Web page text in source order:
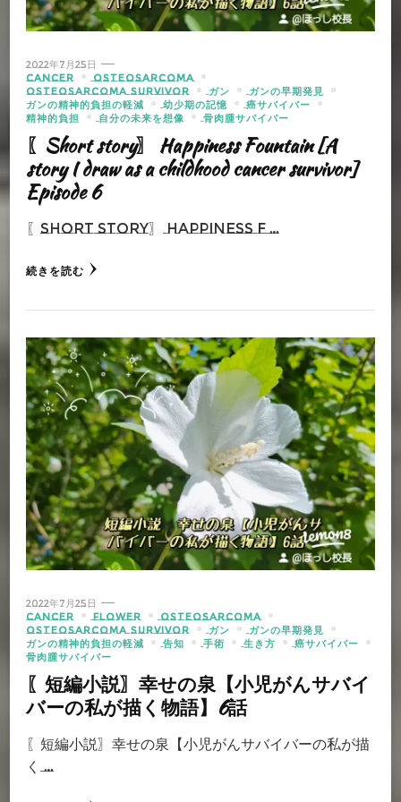
2022年7月25日
CANCER
OSTEOSARCOMA
OSTEOSARCOMA SURVIVOR
ガン
ガンの早期発見
ガンの精神的負担の軽減
幼少期の記憶
癌サバイバー
精神的負担
自分の未来を想像 骨肉腫サバイバー
〖Short story〗 Happiness Fountain [A
story I draw as a childhood cancer survivor]
Episode 6
〖Short story〗 Happiness F …
続きを読む
2022年7月25日
CANCER
FLOWER
OSTEOSARCOMA
OSTEOSARCOMA SURVIVOR
ガン
ガンの早期発見
ガンの精神的負担の軽減
告知 手術 生き方
癌サバイバー
骨肉腫サバイバー
〖短編小説〗幸せの泉【小児がんサバイ
バーの私が描く物語】6話
〖短編小説〗幸せの泉【小児がんサバイバーの私が描
く …